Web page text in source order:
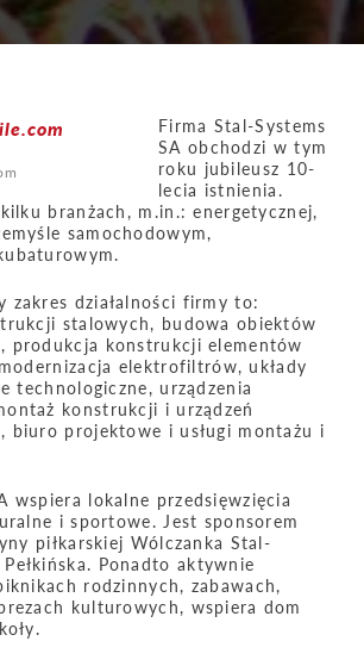
Firma Stal-Systems
SA obchodzi w tym
roku jubileusz 10-
lecia istnienia.
branżach, m.in.: energetycznej,
samochodowym,
zakres działalności firmy to:
stalowych, budowa obiektów
produkcja konstrukcji elementów
elektrofiltrów, układy
technologiczne, urządzenia
konstrukcji i urządzeń
biuro projektowe i usługi montażu i
wspiera lokalne przedsięwzięcia
i sportowe. Jest sponsorem
piłkarskiej Wólczanka Stal-
Ponadto aktywnie
rodzinnych, zabawach,
kulturowych, wspiera dom